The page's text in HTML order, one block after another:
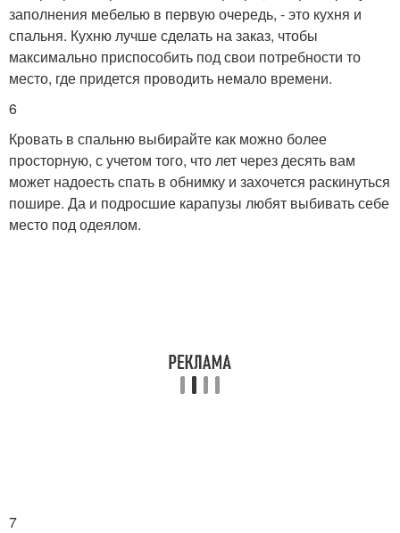
заполнения мебелью в первую очередь, - это кухня и
спальня. Кухню лучше сделать на заказ, чтобы
максимально приспособить под свои потребности то
место, где придется проводить немало времени.
6
Кровать в спальню выбирайте как можно более
просторную, с учетом того, что лет через десять вам
может надоесть спать в обнимку и захочется раскинуться
пошире. Да и подросшие карапузы любят выбивать себе
место под одеялом.
7